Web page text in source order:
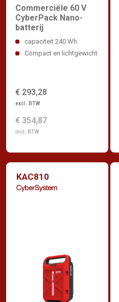
Commerciële 60 V
CyberPack Nano-
batterij
capaciteit 240 Wh
Compact en lichtgewicht
€ 293,28
excl. BTW
€ 354,87
incl. BTW
KAC810